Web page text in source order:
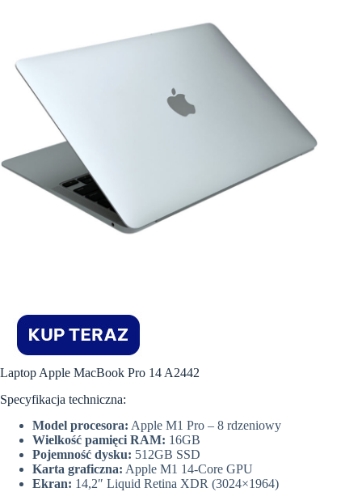
Laptop Apple MacBook Pro 14 A2442
Specyfikacja techniczna:
Model procesora: Apple M1 Pro – 8 rdzeniowy
Wielkość pamięci RAM: 16GB
Pojemność dysku: 512GB SSD
Karta graficzna: Apple M1 14-Core GPU
Ekran: 14,2″ Liquid Retina XDR (3024×1964)